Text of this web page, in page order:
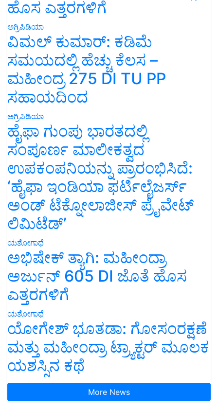
ಹೊಸ ಎತ್ತರಗಳಿಗೆ
ಅಗ್ರಿಪಿಡಿಯಾ
ವಿಮಲ್ ಕುಮಾರ್: ಕಡಿಮೆ
ಸಮಯದಲ್ಲಿ ಹೆಚ್ಚು ಕೆಲಸ –
ಮಹೀಂದ್ರ 275 DI TU PP
ಸಹಾಯದಿಂದ
ಅಗ್ರಿಪಿಡಿಯಾ
ಹೈಫಾ ಗುಂಪು ಭಾರತದಲ್ಲಿ
ಸಂಪೂರ್ಣ ಮಾಲೀಕತ್ವದ
ಉಪಕಂಪನಿಯನ್ನು ಪ್ರಾರಂಭಿಸಿದೆ:
‘ಹೈಫಾ ಇಂಡಿಯಾ ಫರ್ಟಿಲೈಜರ್ಸ್
ಅಂಡ್ ಟೆಕ್ನೋಲಾಜೀಸ್ ಪ್ರೈವೇಟ್
ಲಿಮಿಟೆಡ್’
ಯಶೋಗಾಥೆ
ಅಭಿಷೇಕ್ ತ್ಯಾಗಿ: ಮಹೀಂದ್ರಾ
ಅರ್ಜುನ್ 605 DI ಜೊತೆ ಹೊಸ
ಎತ್ತರಗಳಿಗೆ
ಯಶೋಗಾಥೆ
ಯೋಗೇಶ್ ಭೂತಡಾ: ಗೋಸಂರಕ್ಷಣೆ
ಮತ್ತು ಮಹೀಂದ್ರಾ ಟ್ರ್ಯಾಕ್ಟರ್ ಮೂಲಕ
ಯಶಸ್ಸಿನ ಕಥೆ
More News